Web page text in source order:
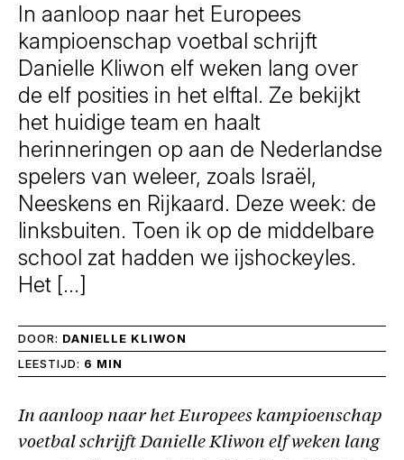
In aanloop naar het Europees
kampioenschap voetbal schrijft
Danielle Kliwon elf weken lang over
de elf posities in het elftal. Ze bekijkt
het huidige team en haalt
herinneringen op aan de Nederlandse
spelers van weleer, zoals Israël,
Neeskens en Rijkaard. Deze week: de
linksbuiten. Toen ik op de middelbare
school zat hadden we ijshockeyles.
Het […]
DOOR: DANIELLE KLIWON
LEESTIJD: 6 MIN
In aanloop naar het Europees kampioenschap
voetbal schrijft Danielle Kliwon elf weken lang